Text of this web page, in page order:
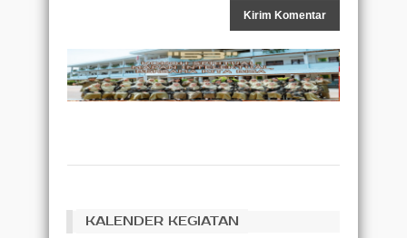
KALENDER KEGIATAN